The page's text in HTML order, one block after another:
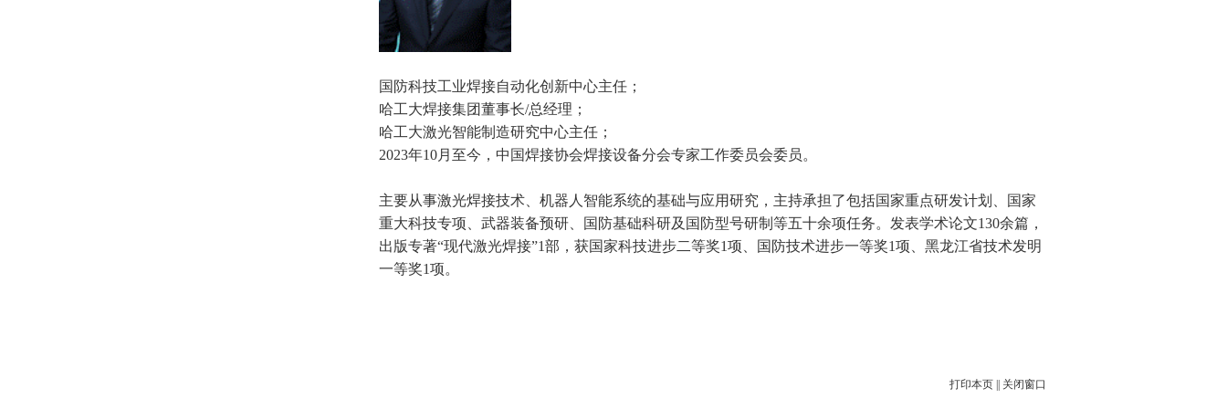
国防科技工业焊接自动化创新中心主任；
哈工大焊接集团董事长/总经理；
哈工大激光智能制造研究中心主任；
2023年10月至今，中国焊接协会焊接设备分会专家工作委员会委员。
主要从事激光焊接技术、机器人智能系统的基础与应用研究，主持承担了包括国家重点研发计划、国家
重大科技专项、武器装备预研、国防基础科研及国防型号研制等五十余项任务。发表学术论文130余篇，
出版专著“现代激光焊接”1部，获国家科技进步二等奖1项、国防技术进步一等奖1项、黑龙江省技术发明
一等奖1项。
打印本页 关闭窗口